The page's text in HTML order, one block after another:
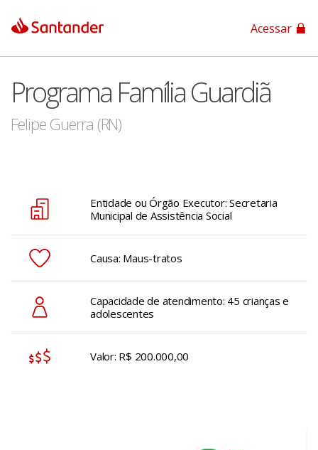
App Santander
App Santander Empresas
Acessar
Programa Família Guardiã
Felipe Guerra (RN)
Entidade ou Órgão Executor: Secretaria
Municipal de Assistência Social
Causa: Maus-tratos
Capacidade de atendimento: 45 crianças e
adolescentes
Valor: R$ 200.000,00